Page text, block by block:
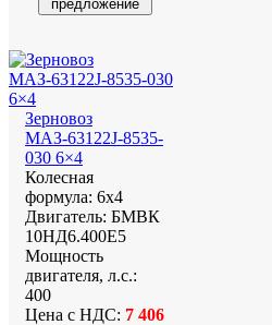
предложение
Зерновоз
МАЗ-63122J-8535-
030 6×4
Колесная
формула: 6х4
Двигатель: БМВК
10НД6.400Е5
Мощность
двигателя, л.с.:
400
Цена с НДС: 7 406